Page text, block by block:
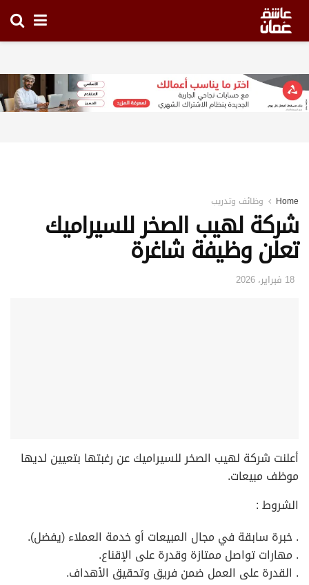
Home وظائف وتدريب
شركة لهيب الصخر للسيراميك
تعلن وظيفة شاغرة
18 فبراير، 2026
أعلنت شركة لهيب الصخر للسيراميك عن رغبتها بتعيين لديها
موظف مبيعات.
الشروط :
. خبرة سابقة في مجال المبيعات أو خدمة العملاء (يفضل).
. مهارات تواصل ممتازة وقدرة على الإقناع.
. القدرة على العمل ضمن فريق وتحقيق الأهداف.